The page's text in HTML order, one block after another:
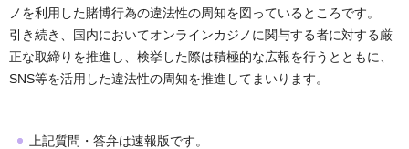
ノを利用した賭博行為の違法性の周知を図っているところです。
引き続き、国内においてオンラインカジノに関与する者に対する厳
正な取締りを推進し、検挙した際は積極的な広報を行うとともに、
SNS等を活用した違法性の周知を推進してまいります。
上記質問・答弁は速報版です。